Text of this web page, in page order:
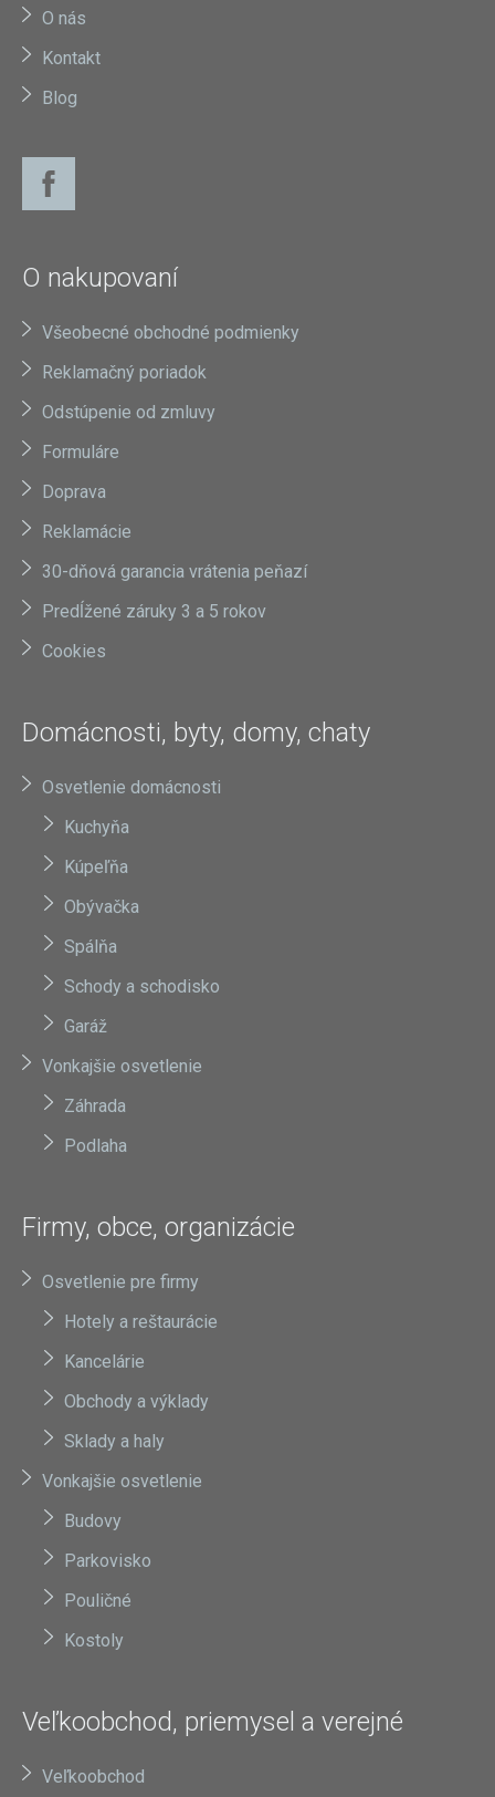
O nás
Kontakt
Blog
O nakupovaní
Všeobecné obchodné podmienky
Reklamačný poriadok
Odstúpenie od zmluvy
Formuláre
Doprava
Reklamácie
30-dňová garancia vrátenia peňazí
Predĺžené záruky 3 a 5 rokov
Cookies
Domácnosti, byty, domy, chaty
Osvetlenie domácnosti
Kuchyňa
Kúpeľňa
Obývačka
Spálňa
Schody a schodisko
Garáž
Vonkajšie osvetlenie
Záhrada
Podlaha
Firmy, obce, organizácie
Osvetlenie pre firmy
Hotely a reštaurácie
Kancelárie
Obchody a výklady
Sklady a haly
Vonkajšie osvetlenie
Budovy
Parkovisko
Pouličné
Kostoly
Veľkoobchod, priemysel a verejné
Veľkoobchod